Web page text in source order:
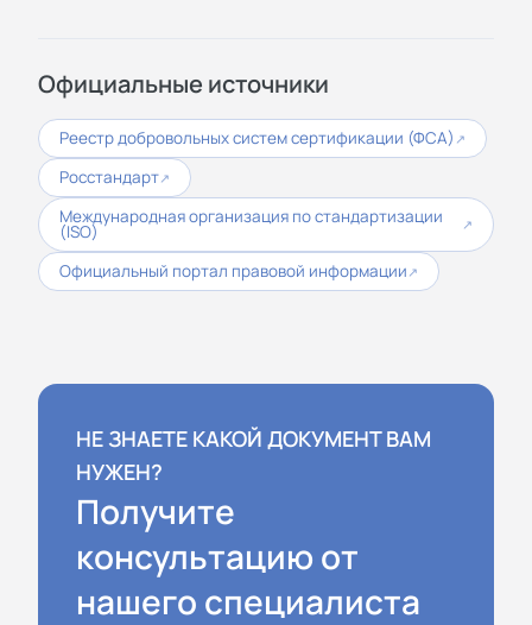
Официальные источники
Реестр добровольных систем сертификации (ФСА) ↗
Росстандарт↗
Международная организация по стандартизации
(ISO) ↗
Официальный портал правовой информации ↗
НЕ ЗНАЕТЕ КАКОЙ ДОКУМЕНТ ВАМ
НУЖЕН?
Получите
консультацию от
нашего специалиста